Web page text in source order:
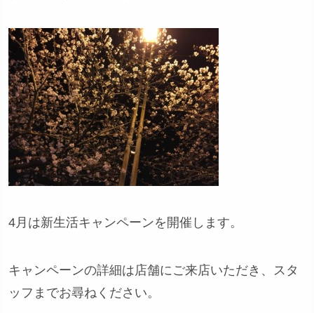
4月は新生活キャンペーンを開催します。
キャンペーンの詳細は店舗にご来店いただき、スタ
ッフまでお尋ねください。